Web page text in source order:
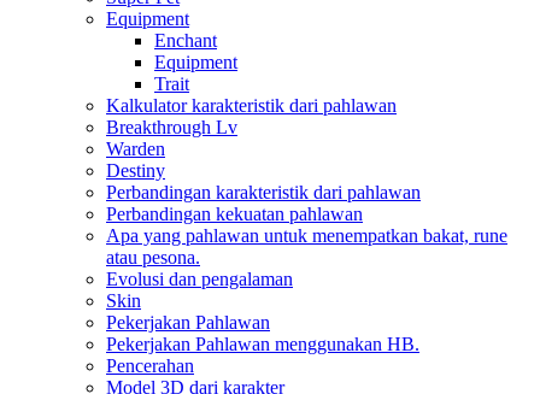
Equipment
Enchant
Equipment
Trait
Kalkulator karakteristik dari pahlawan
Breakthrough Lv
Warden
Destiny
Perbandingan karakteristik dari pahlawan
Perbandingan kekuatan pahlawan
Apa yang pahlawan untuk menempatkan bakat, rune
atau pesona.
Evolusi dan pengalaman
Skin
Pekerjakan Pahlawan
Pekerjakan Pahlawan menggunakan HB.
Pencerahan
Model 3D dari karakter